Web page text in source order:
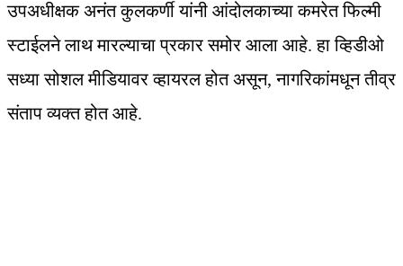
उपअधीक्षक अनंत कुलकर्णी यांनी आंदोलकाच्या कमरेत फिल्मी
स्टाईलने लाथ मारल्याचा प्रकार समोर आला आहे. हा व्हिडीओ
सध्या सोशल मीडियावर व्हायरल होत असून, नागरिकांमधून तीव्र
संताप व्यक्त होत आहे.